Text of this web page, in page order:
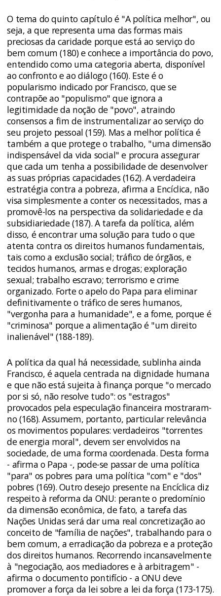
O tema do quinto capítulo é "A política melhor", ou
seja, a que representa uma das formas mais
preciosas da caridade porque está ao serviço do
bem comum (180) e conhece a importância do povo,
entendido como uma categoria aberta, disponível
ao confronto e ao diálogo (160). Este é o
popularismo indicado por Francisco, que se
contrapõe ao "populismo" que ignora a
legitimidade da noção de "povo", atraindo
consensos a fim de instrumentalizar ao serviço do
seu projeto pessoal (159). Mas a melhor política é
também a que protege o trabalho, "uma dimensão
indispensável da vida social" e procura assegurar
que cada um tenha a possibilidade de desenvolver
as suas próprias capacidades (162). A verdadeira
estratégia contra a pobreza, afirma a Encíclica, não
visa simplesmente a conter os necessitados, mas a
promovê-los na perspectiva da solidariedade e da
subsidiariedade (187). A tarefa da política, além
disso, é encontrar uma solução para tudo o que
atenta contra os direitos humanos fundamentais,
tais como a exclusão social; tráfico de órgãos, e
tecidos humanos, armas e drogas; exploração
sexual; trabalho escravo; terrorismo e crime
organizado. Forte o apelo do Papa para eliminar
definitivamente o tráfico de seres humanos,
"vergonha para a humanidade", e a fome, porque é
"criminosa" porque a alimentação é "um direito
inalienável" (188-189).
A política da qual há necessidade, sublinha ainda
Francisco, é aquela centrada na dignidade humana
e que não está sujeita à finança porque "o mercado
por si só, não resolve tudo": os "estragos"
provocados pela especulação financeira mostraram-
no (168). Assumem, portanto, particular relevância
os movimentos populares: verdadeiros "torrentes
de energia moral", devem ser envolvidos na
sociedade, de uma forma coordenada. Desta forma
- afirma o Papa -, pode-se passar de uma política
"para" os pobres para uma política "com" e "dos"
pobres (169). Outro desejo presente na Encíclica diz
respeito à reforma da ONU: perante o predomínio
da dimensão econômica, de fato, a tarefa das
Nações Unidas será dar uma real concretização ao
conceito de "família de nações", trabalhando para o
bem comum, a erradicação da pobreza e a proteção
dos direitos humanos. Recorrendo incansavelmente
à "negociação, aos mediadores e à arbitragem" -
afirma o documento pontifício - a ONU deve
promover a força da lei sobre a lei da força (173-175).